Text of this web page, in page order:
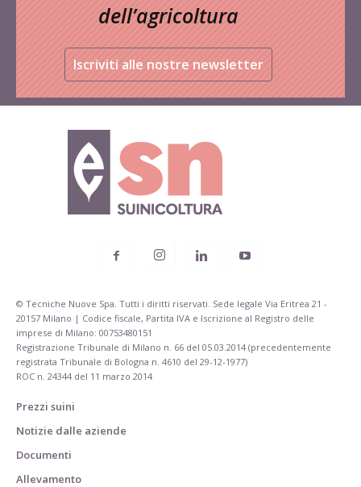
dell’agricoltura
Iscriviti alle nostre newsletter
© Tecniche Nuove Spa. Tutti i diritti riservati. Sede legale Via Eritrea 21 -
20157 Milano | Codice fiscale, Partita IVA e Iscrizione al Registro delle
imprese di Milano: 00753480151
Registrazione Tribunale di Milano n. 66 del 05.03.2014 (precedentemente
registrata Tribunale di Bologna n. 4610 del 29-12-1977)
ROC n. 24344 del 11 marzo 2014
Prezzi suini
Notizie dalle aziende
Documenti
Allevamento